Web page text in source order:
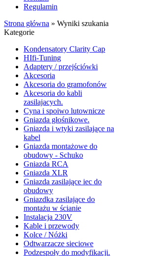
Regulamin
Strona główna » Wyniki szukania
Kategorie
Kondensatory Clarity Cap
HIfi-Tuning
Adaptery / przejściówki
Akcesoria
Akcesoria do gramofonów
Akcesoria do kabli
zasilajacych.
Cyna i spoiwo lutownicze
Gniazda głośnikowe.
Gniazda i wtyki zasilające na
kabel
Gniazda montażowe do
obudowy - Schuko
Gniazda RCA
Gniazda XLR
Gniazda zasilające iec do
obudowy
Gniazdka zasilające do
montażu w ścianie
Instalacja 230V
Kable i przewody
Kolce / Nóżki
Odtwarzacze sieciowe
Podzespoły do modyfikacji.